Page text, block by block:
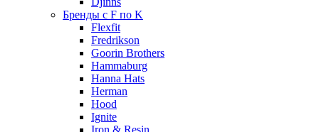
Бренды с F по K
Flexfit
Fredrikson
Goorin Brothers
Hammaburg
Hanna Hats
Herman
Hood
Ignite
Iron & Resin